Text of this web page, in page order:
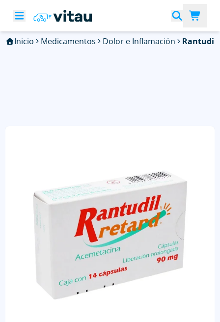
Inicio Medicamentos Dolor e Inflamación Rantudil